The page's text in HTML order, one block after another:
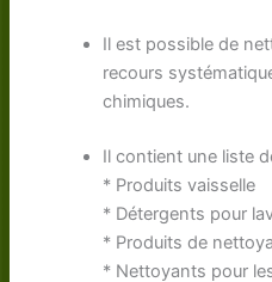
Il est possible de
recours
chimiques.
Il contient une liste
* Produits vaisselle
* Détergents pour
* Produits de
* Nettoyants pour